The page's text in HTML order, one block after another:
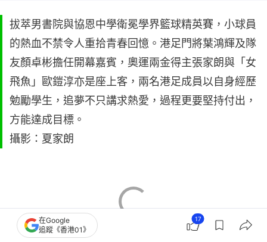
拔萃男書院與協恩中學衛冕學界籃球精英賽，小球員
的熱血不禁令人重拾青春回憶。港足門將葉鴻輝及隊
友顏卓彬擔任開幕嘉賓，奧運兩金得主張家朗與「女
飛魚」歐鎧淳亦是座上客，兩名港足成員以自身經歷
勉勵學生，追夢不只講求熱愛，過程更要堅持付出，
方能達成目標。
攝影：夏家朗
在Google
追蹤《香港01》
17